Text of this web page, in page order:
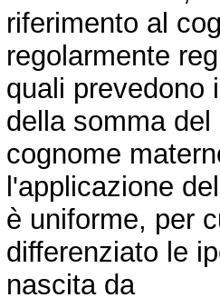
riferimento al
regolarmente
quali prevedono
della somma
cognome
l'applicazione
è uniforme, per
differenziato le
nascita da